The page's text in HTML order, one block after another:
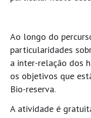
Ao longo do
particularidades
a inter-relação dos
os objetivos que
Bio-reserva.
A atividade é